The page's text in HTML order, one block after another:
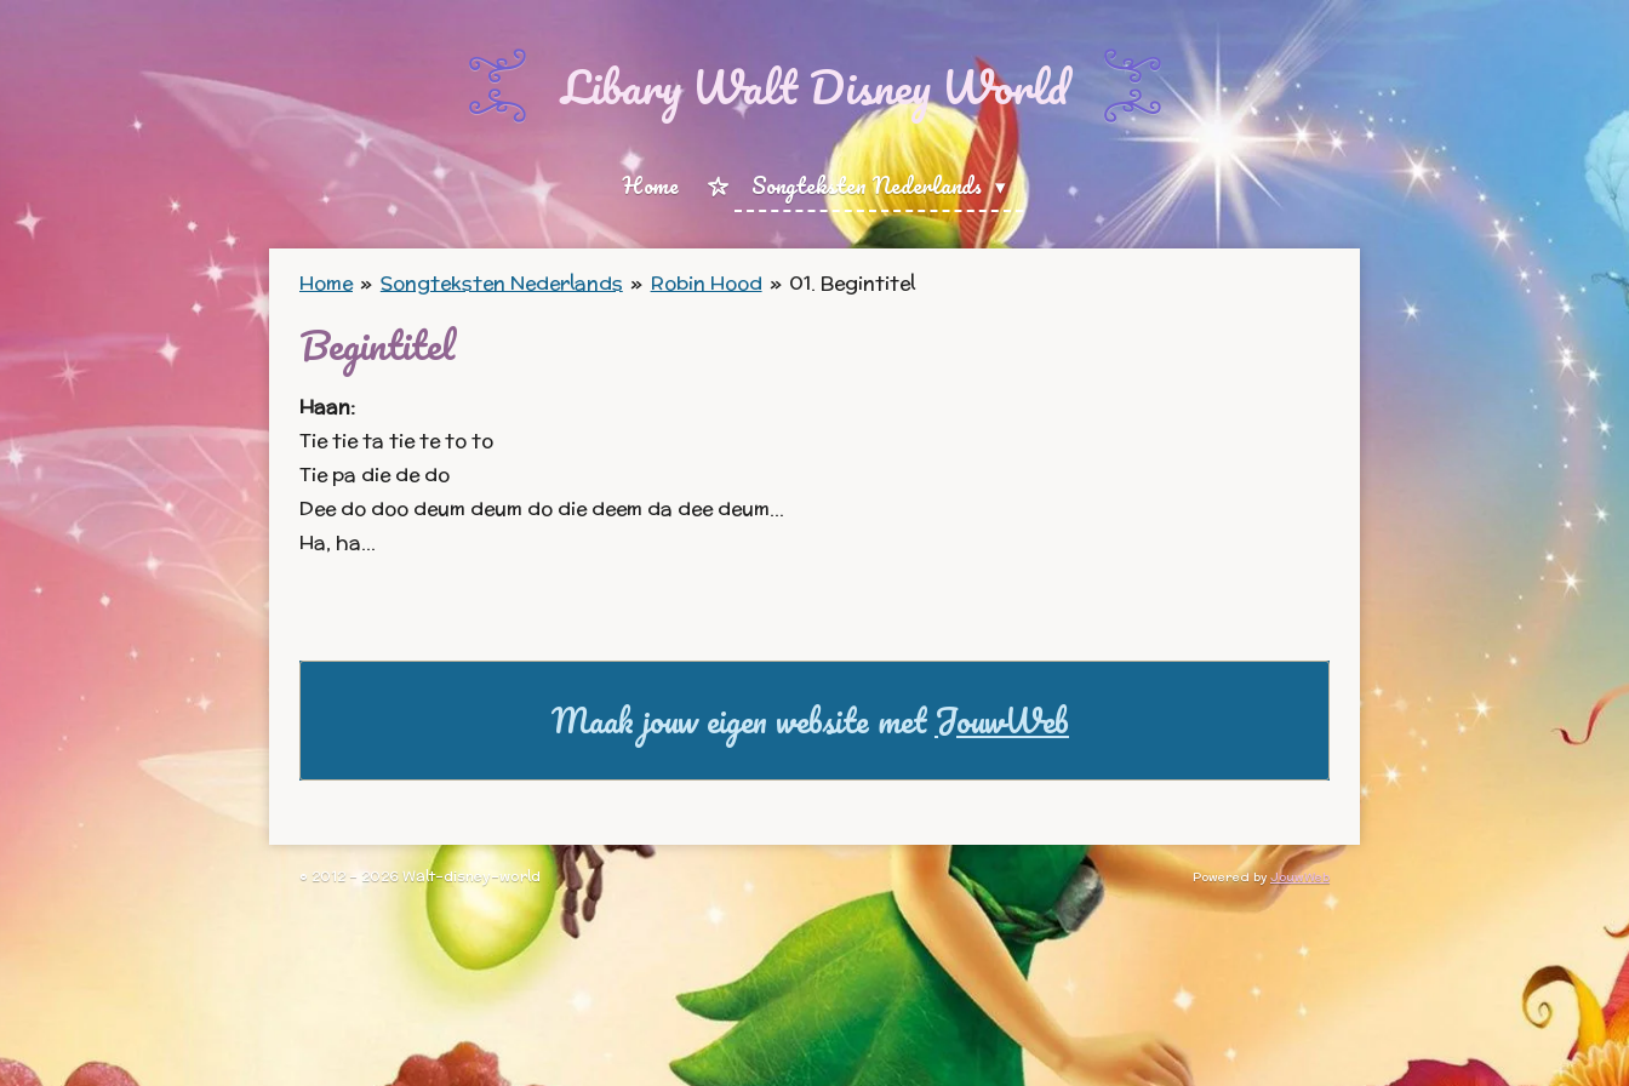
Libary Walt Disney World
Home Songteksten Nederlands
Home » Songteksten Nederlands » Robin Hood » 01. Begintitel
Begintitel
Haan:
Tie tie ta tie te to to
Tie pa die de do
Dee do doo deum deum do die deem da dee deum…
Ha, ha…
Maak jouw eigen website met JouwWeb
© 2012 - 2026 Walt-disney-world Powered by JouwWeb